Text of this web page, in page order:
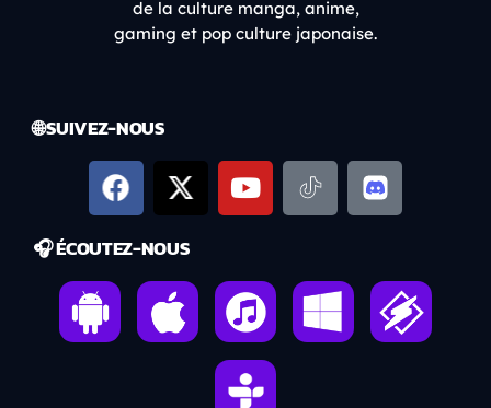
de la culture manga, anime,
gaming et pop culture japonaise.
🌐 SUIVEZ-NOUS
🎧 ÉCOUTEZ-NOUS